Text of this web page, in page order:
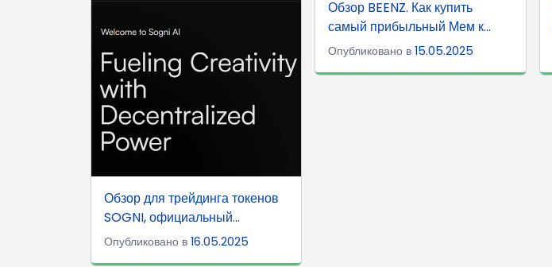
Обзор для трейдинга токенов
SOGNI, официальный...
Опубликовано в 16.05.2025
Обзор BEENZ. Как купить
самый прибыльный Мем к...
Опубликовано в15.05.2025